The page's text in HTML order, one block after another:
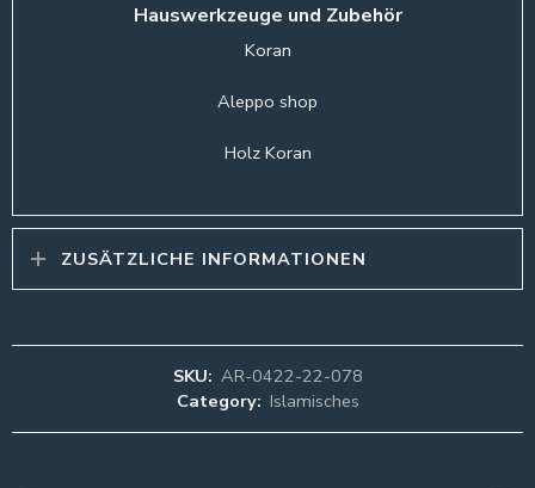
Hauswerkzeuge und Zubehör
Koran
Aleppo shop
Holz Koran
ZUSÄTZLICHE INFORMATIONEN
SKU: AR-0422-22-078
Category: Islamisches